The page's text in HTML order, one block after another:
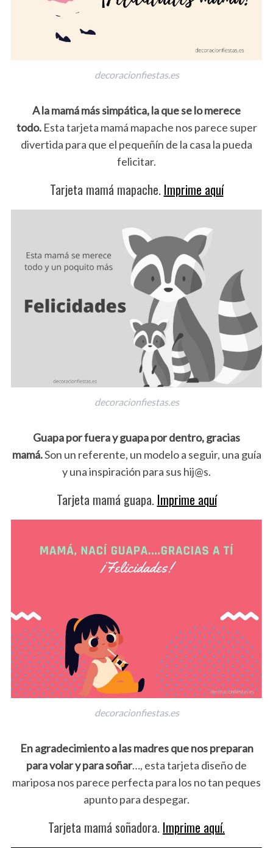
decoracionfiestas.es
A la mamá más simpática, la que se lo merece
todo. Esta tarjeta mamá mapache nos parece super
divertida para que el pequeñín de la casa la pueda
felicitar.
Tarjeta mamá mapache. Imprime aquí
decoracionfiestas.es
Guapa por fuera y guapa por dentro, gracias
mamá.Son un referente, un modelo a seguir, una guía
y una inspiración para sus hij@s.
Tarjeta mamá guapa. Imprime aquí
decoracionfiestas.es
En agradecimiento a las madres que nos preparan
para volar y para soñar…, esta tarjeta diseño de
mariposa nos parece perfecta para los no tan peques
apunto para despegar.
Tarjeta mamá soñadora. Imprime aquí.